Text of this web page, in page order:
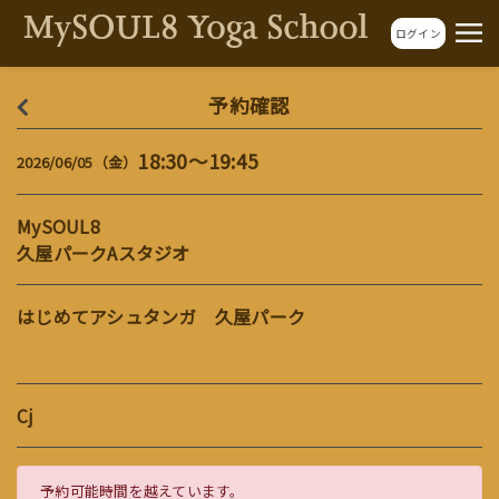
ログイン
予約確認
2026/06/05（金） 18:30～19:45
MySOUL8
久屋パークAスタジオ
はじめてアシュタンガ 久屋パーク
Cj
予約可能時間を越えています。